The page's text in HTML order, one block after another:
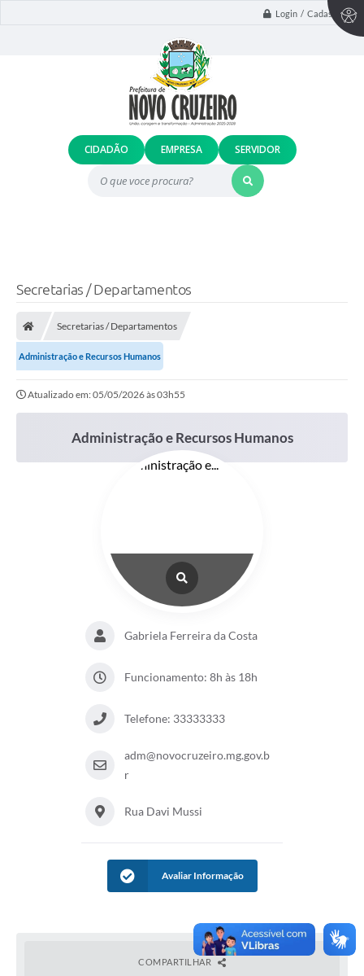
Login / Cadastro
O que voce procura?
CIDADÃO EMPRESA SERVIDOR
Secretarias / Departamentos
Secretarias / Departamentos
Administração e Recursos Humanos
Atualizado em: 05/05/2026 às 03h55
Administração e Recursos Humanos
Gabriela Ferreira da Costa
Funcionamento: 8h às 18h
Telefone: 33333333
adm@novocruzeiro.mg.gov.b
r
Rua Davi Mussi
Avaliar Informação
COMPARTILHAR